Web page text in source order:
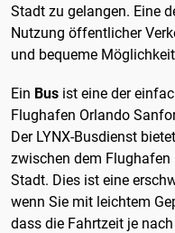
Stadt zu gelangen. Eine
Nutzung öffentlicher
und bequeme
Ein Bus ist eine der
Flughafen Orlando
Der LYNX-Busdienst
zwischen dem Flughafen
Stadt. Dies ist eine
wenn Sie mit leichtem
dass die Fahrtzeit je